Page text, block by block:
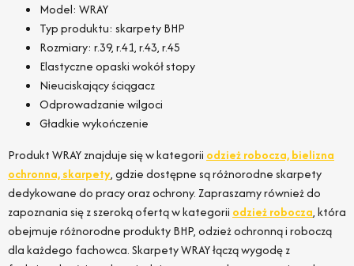
Model: WRAY
Typ produktu: skarpety BHP
Rozmiary: r.39, r.41, r.43, r.45
Elastyczne opaski wokół stopy
Nieuciskający ściągacz
Odprowadzanie wilgoci
Gładkie wykończenie
Produkt WRAY znajduje się w kategorii odzież robocza, bielizna
ochronna, skarpety, gdzie dostępne są różnorodne skarpety
dedykowane do pracy oraz ochrony. Zapraszamy również do
zapoznania się z szeroką ofertą w kategorii odzież robocza, która
obejmuje różnorodne produkty BHP, odzież ochronną i roboczą
dla każdego fachowca. Skarpety WRAY łączą wygodę z